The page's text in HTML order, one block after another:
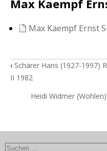
Max Kaempf
Max Kaempf Ernst
‹ Schärer Hans (1927-1997)
II 1982
Heidi Widmer